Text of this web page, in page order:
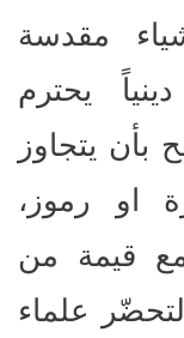
مقدسة
يحترم
بأن يتجاوز
او رموز،
قيمة من
علماء